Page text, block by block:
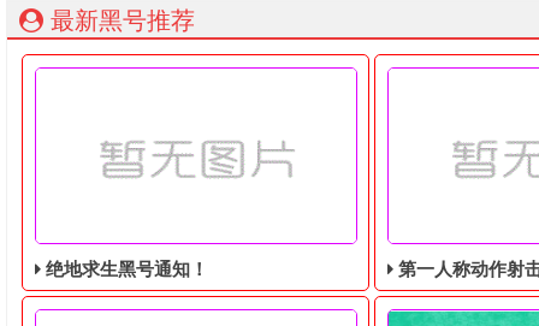
最新黑号推荐
绝地求生黑号通知！ 第一人称动作射击游戏《绝地